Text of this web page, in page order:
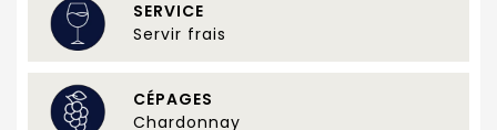
SERVICE
Servir frais
CÉPAGES
Chardonnay